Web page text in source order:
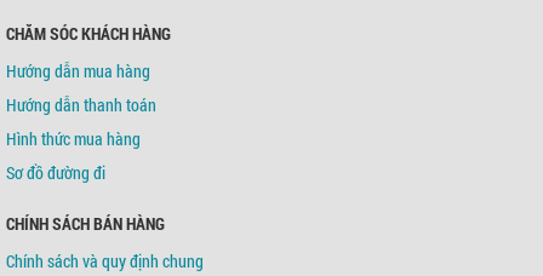
CHĂM SÓC KHÁCH HÀNG
Hướng dẫn mua hàng
Hướng dẫn thanh toán
Hình thức mua hàng
Sơ đồ đường đi
CHÍNH SÁCH BÁN HÀNG
Chính sách và quy định chung